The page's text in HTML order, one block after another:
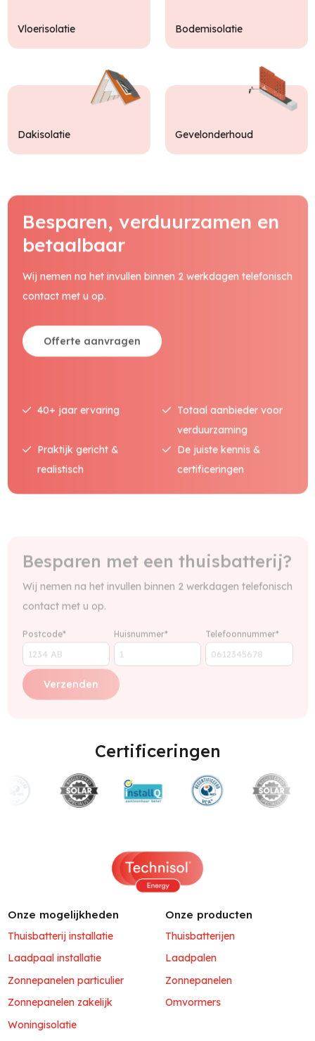
Vloerisolatie Bodemisolatie
Dakisolatie Gevelonderhoud
Besparen, verduurzamen en
betaalbaar
Wij nemen na het invullen binnen 2 werkdagen telefonisch
contact met u op.
Offerte aanvragen
40+ jaar ervaring
Totaal aanbieder voor
verduurzaming
Praktijk gericht &
realistisch
De juiste kennis &
certificeringen
Besparen met een thuisbatterij?
Wij nemen na het invullen binnen 2 werkdagen telefonisch
contact met u op.
Postcode* Huisnummer* Telefoonnummer*
Certificeringen
Onze mogelijkheden
Thuisbatterij installatie
Laadpaal installatie
Zonnepanelen particulier
Zonnepanelen zakelijk
Woningisolatie
Onze producten
Thuisbatterijen
Laadpalen
Zonnepanelen
Omvormers